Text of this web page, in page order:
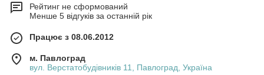
Рейтинг не сформований
Менше 5 відгуків за останній рік
Працює з 08.06.2012
м. Павлоград
вул. Верстатобудівників 11, Павлоград, Україна